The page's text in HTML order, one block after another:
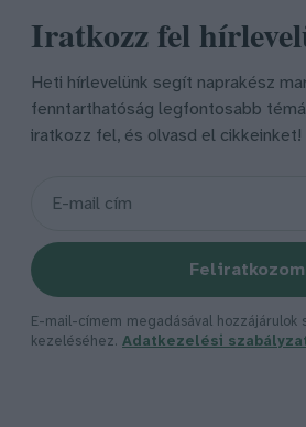
Iratkozz fel
Heti hírlevelünk segít naprakész
fenntarthatóság legfontosabb
iratkozz fel, és olvasd el cikkeinket!
Feliratkozom
E-mail-címem megadásával hozzájárulok
kezeléséhez. Adatkezelési